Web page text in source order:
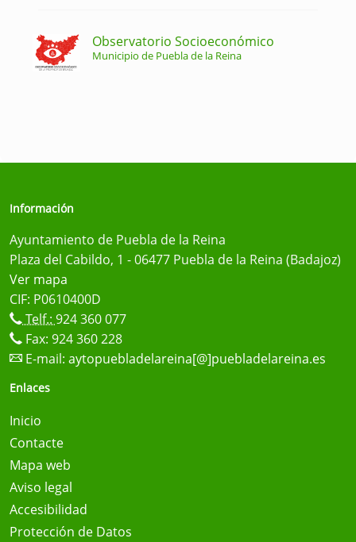
Observatorio Socioeconómico
Municipio de Puebla de la Reina
Información
Ayuntamiento de Puebla de la Reina
Plaza del Cabildo, 1 - 06477 Puebla de la Reina (Badajoz)
Ver mapa
CIF: P0610400D
Telf.: 924 360 077
Fax: 924 360 228
E-mail: aytopuebladelareina[@]puebladelareina.es
Enlaces
Inicio
Contacte
Mapa web
Aviso legal
Accesibilidad
Protección de Datos